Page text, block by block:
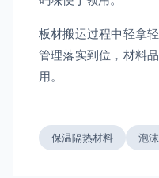
板材搬运过程中轻拿
管理落实到位，材料
用。
保温隔热材料 泡